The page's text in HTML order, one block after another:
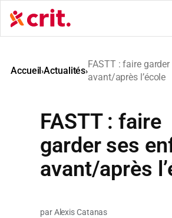
Aller
au
contenu
Accueil›Actualités›
FASTT : faire
avant/après l’école
FASTT : faire
garder ses
avant/après
Alexis Catanas